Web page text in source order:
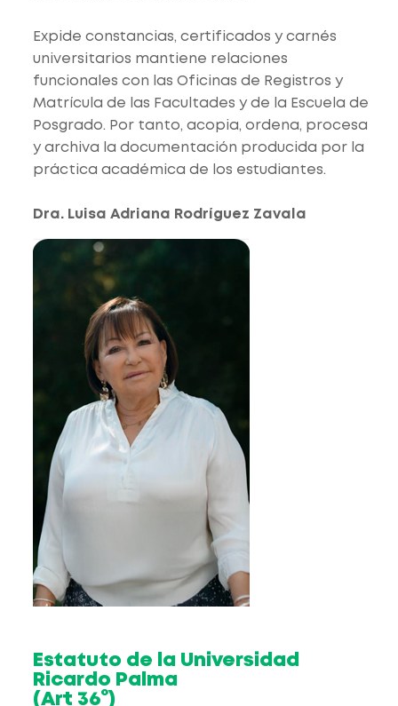
Expide constancias, certificados y carnés
universitarios mantiene relaciones
funcionales con las Oficinas de Registros y
Matrícula de las Facultades y de la Escuela de
Posgrado. Por tanto, acopia, ordena, procesa
y archiva la documentación producida por la
práctica académica de los estudiantes.
Dra. Luisa Adriana Rodríguez Zavala
Estatuto de la Universidad
Ricardo Palma
(Art 36°)